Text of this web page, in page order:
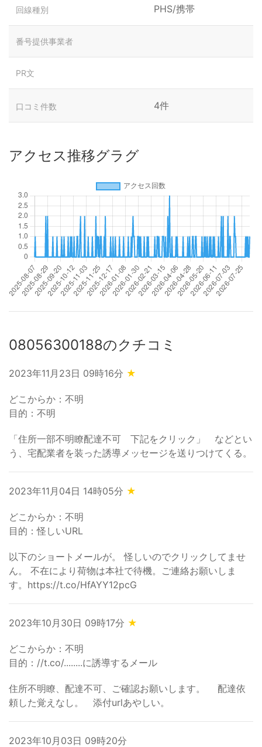
回線種別 PHS/携帯
番号提供事業者
PR文
口コミ件数 4件
アクセス推移グラグ
08056300188のクチコミ
2023年11月23日 09時16分 ★
どこからか：不明
目的：不明
「住所一部不明瞭配達不可 下記をクリック」 などとい
う、宅配業者を装った誘導メッセージを送りつけてくる。
2023年11月04日 14時05分 ★
どこからか：不明
目的：怪しいURL
以下のショートメールが。 怪しいのでクリックしてませ
ん。 不在により荷物は本社で待機。ご連絡お願いしま
す。https://t.co/HfAYY12pcG
2023年10月30日 09時17分 ★
どこからか：不明
目的：//t.co/........に誘導するメール
住所不明瞭、配達不可、ご確認お願いします。 配達依
頼した覚えなし。 添付urlあやしい。
2023年10月03日 09時20分